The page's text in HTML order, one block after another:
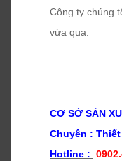
Công ty chúng
vừa qua.
CƠ SỞ SẢN
Chuyên :
Hotline :